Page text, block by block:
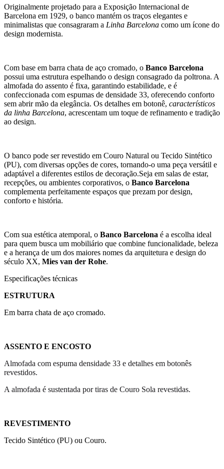
Originalmente projetado para a Exposição Internacional de
Barcelona em 1929, o banco mantém os traços elegantes e
minimalistas que consagraram a Linha Barcelona como um ícone do
design modernista.
Com base em barra chata de aço cromado, o Banco Barcelona
possui uma estrutura espelhando o design consagrado da poltrona. A
almofada do assento é fixa, garantindo estabilidade, e é
confeccionada com espumas de densidade 33, oferecendo conforto
sem abrir mão da elegância. Os detalhes em botonê, característicos
da linha Barcelona, acrescentam um toque de refinamento e tradição
ao design.
O banco pode ser revestido em Couro Natural ou Tecido Sintético
(PU), com diversas opções de cores, tornando-o uma peça versátil e
adaptável a diferentes estilos de decoração.Seja em salas de estar,
recepções, ou ambientes corporativos, o Banco Barcelona
complementa perfeitamente espaços que prezam por design,
conforto e história.
Com sua estética atemporal, o Banco Barcelona é a escolha ideal
para quem busca um mobiliário que combine funcionalidade, beleza
e a herança de um dos maiores nomes da arquitetura e design do
século XX, Mies van der Rohe.
Especificações técnicas
ESTRUTURA
Em barra chata de aço cromado.
ASSENTO E ENCOSTO
Almofada com espuma densidade 33 e detalhes em botonês
revestidos.
A almofada é sustentada por tiras de Couro Sola revestidas.
REVESTIMENTO
Tecido Sintético (PU) ou Couro.